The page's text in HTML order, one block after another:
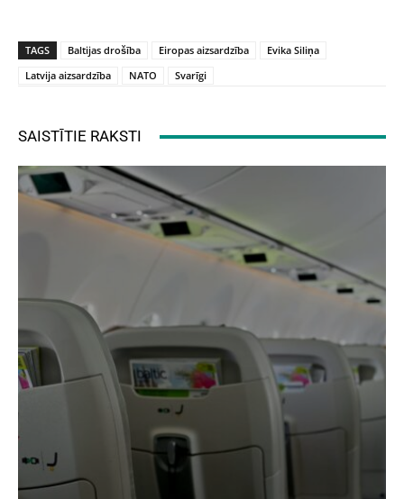
TAGS Baltijas drošība Eiropas aizsardzība
Evika Siliņa
Latvija aizsardzība
NATO Svarīgi
SAISTĪTIE RAKSTI